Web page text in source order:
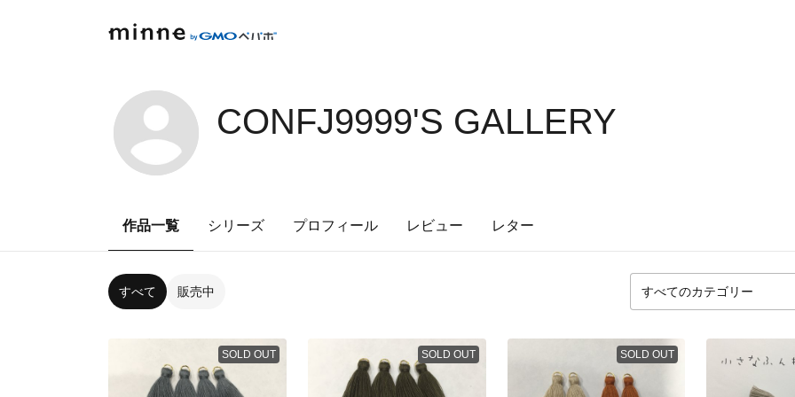
CONFJ9999'S GALLERY
作品一覧 シリーズ プロフィール レビュー レター
すべて 販売中
SOLD OUT SOLD OUT SOLD OUT